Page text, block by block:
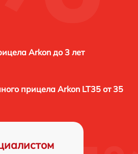
Arkon до 3 лет
прицела Arkon LT35 от 35